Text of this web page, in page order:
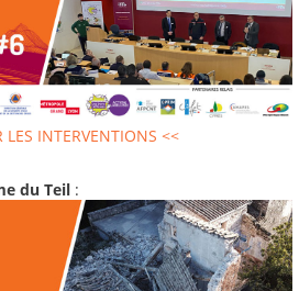
LES INTERVENTIONS <<
du Teil :